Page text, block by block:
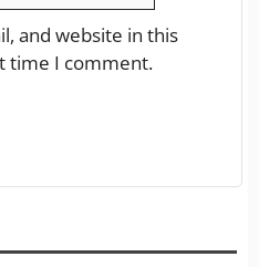
and website in this
time I comment.